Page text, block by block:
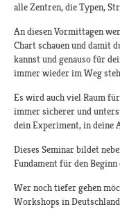
alle Zentren, die Typen,
An diesen Vormittagen
Chart schauen und damit
kannst und genauso für
immer wieder im Weg
Es wird auch viel Raum
immer sicherer und
dein Experiment, in deine
Dieses Seminar bildet
Fundament für den
Wer noch tiefer gehen
Workshops in